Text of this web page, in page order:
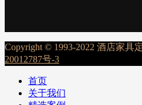
Copyright © 1993-2022 酒店家具
20012787号-3
首页
关于我们